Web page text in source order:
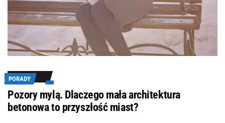
PORADY
Pozory mylą. Dlaczego mała architektura
betonowa to przyszłość miast?